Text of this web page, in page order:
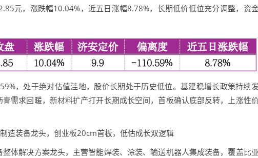
元，涨跌幅10.04%，近五日涨幅8.78%，长期低价低位充分调整，资
，处于绝对估值洼地，股价长期处于历史低位。基建稳增长政策持续发
需求回暖，新材料扩产打开长期成长空间，首板确认底部反转，上涨性
装备龙头，创业板20cm首板，低估成长双逻辑
解决方案龙头，主营智能焊装、涂装、输送机器人集成装备，覆盖比亚